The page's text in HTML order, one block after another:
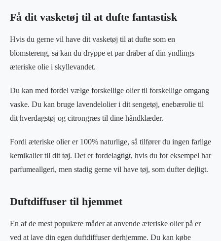
Få dit vasketøj til at dufte fantastisk
Hvis du gerne vil have dit vasketøj til at dufte som en
blomstereng, så kan du dryppe et par dråber af din yndlings
æteriske olie i skyllevandet.
Du kan med fordel vælge forskellige olier til forskellige omgang
vaske. Du kan bruge lavendelolier i dit sengetøj, enebærolie til
dit hverdagstøj og citrongræs til dine håndklæder.
Fordi æteriske olier er 100% naturlige, så tilfører du ingen farlige
kemikalier til dit tøj. Det er fordelagtigt, hvis du for eksempel har
parfumeallgeri, men stadig gerne vil have tøj, som dufter dejligt.
Duftdiffuser til hjemmet
En af de mest populære måder at anvende æteriske olier på er
ved at lave din egen duftdiffuser derhjemme. Du kan købe